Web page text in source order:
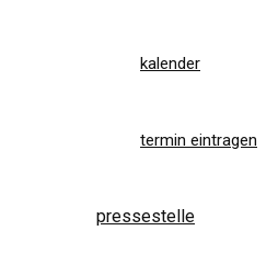
kalender
termin eintragen
pressestelle